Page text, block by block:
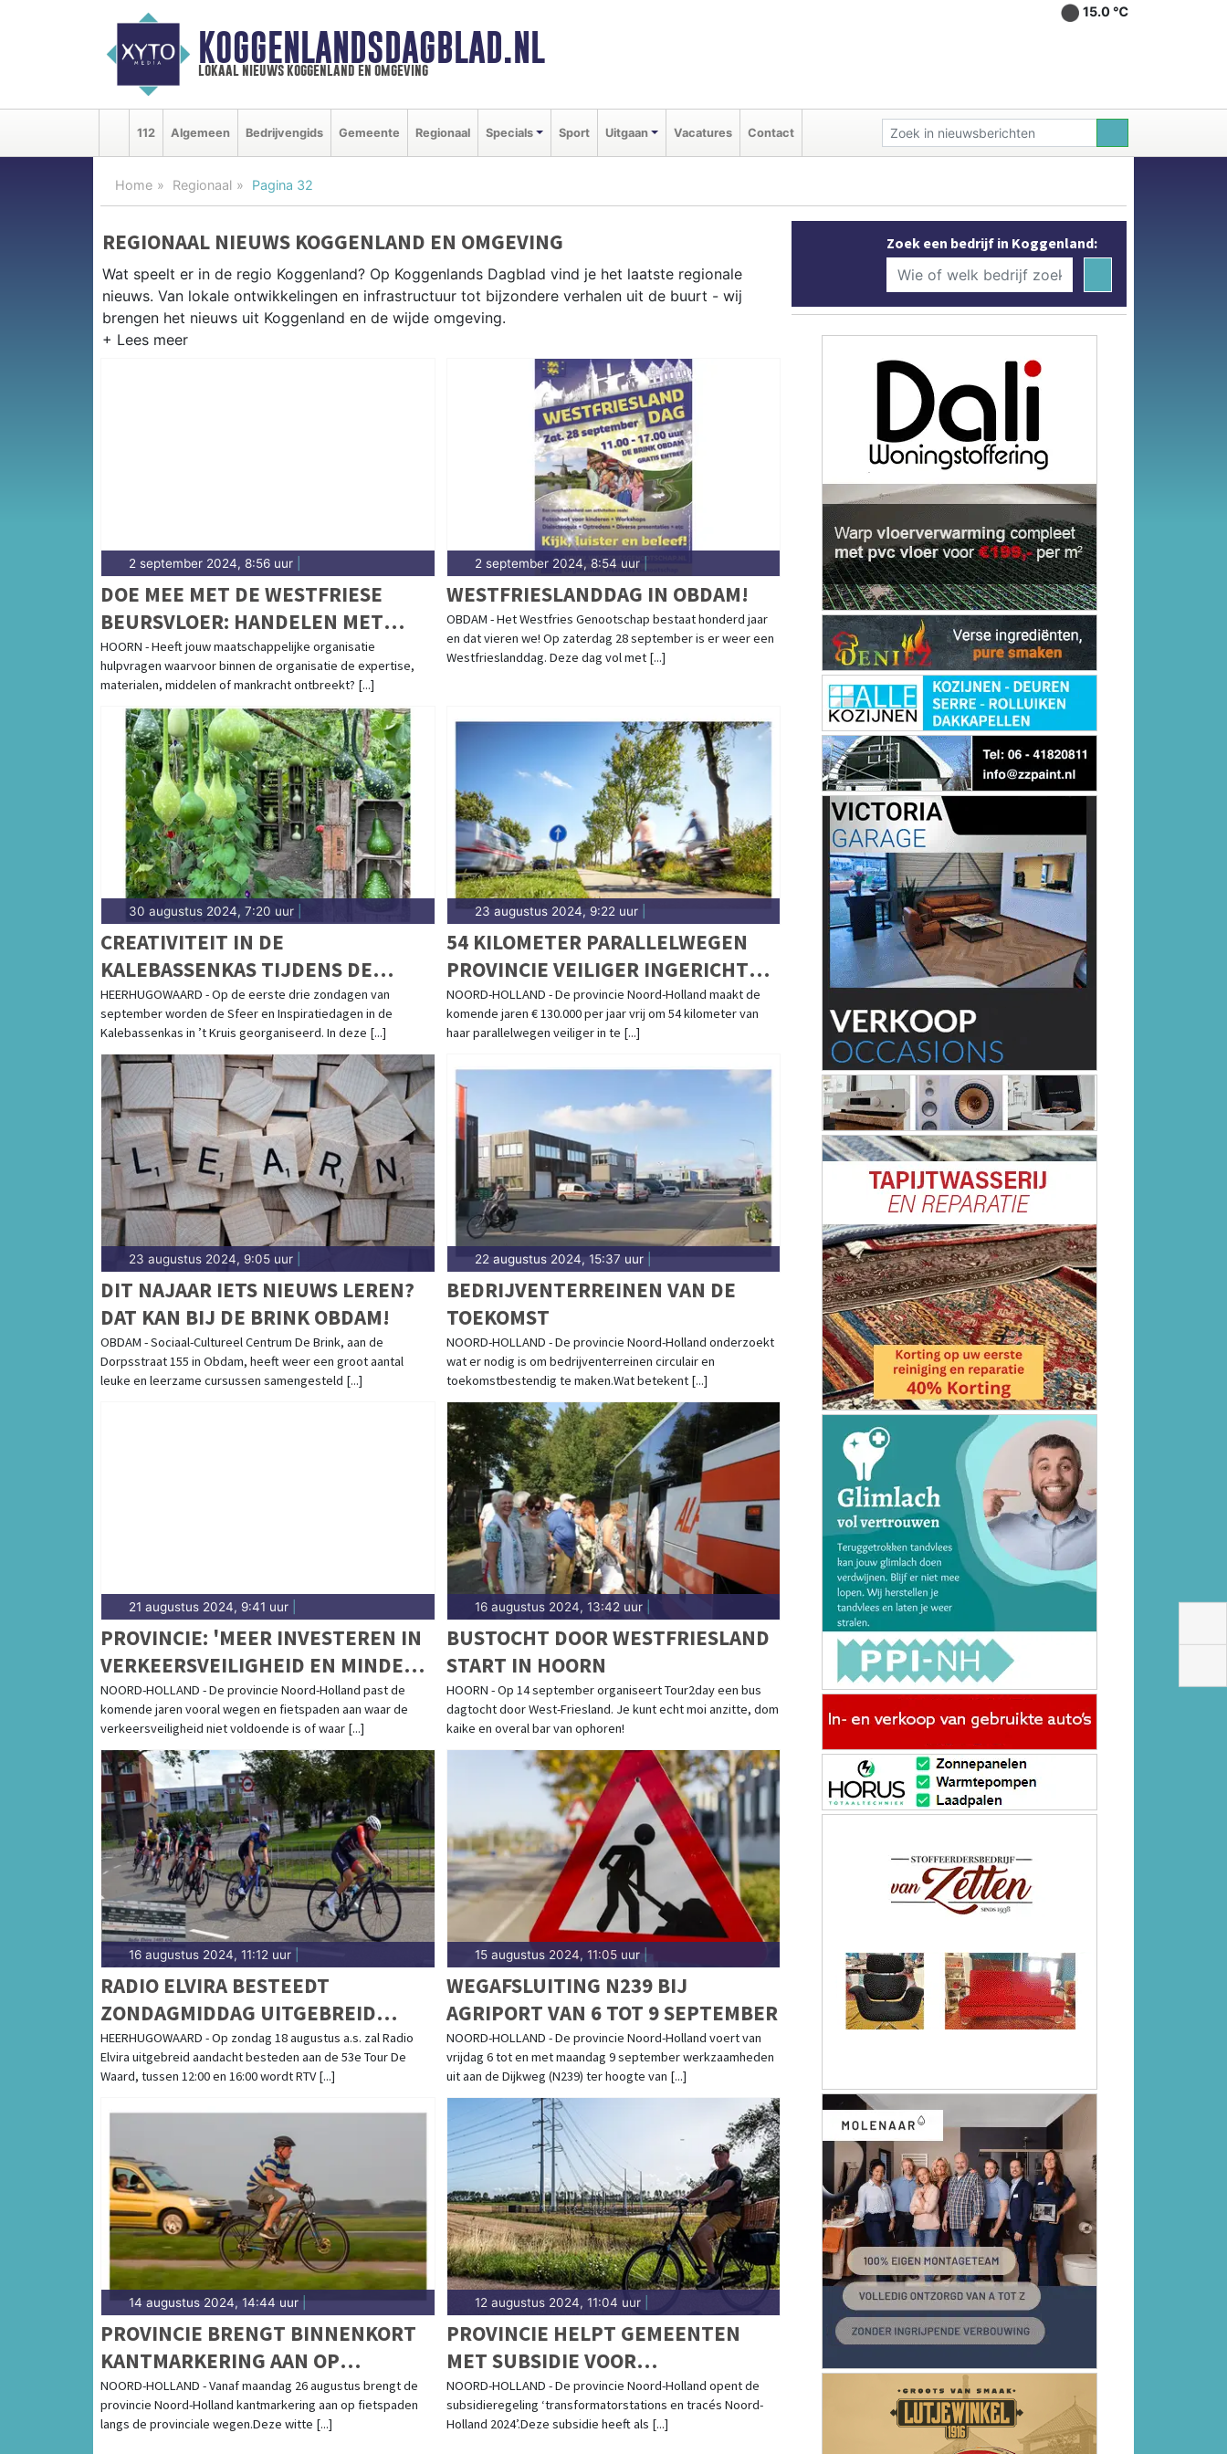
KOGGENLANDSDAGBLAD.NL
lokaal nieuws koggenland en omgeving
15.0 ℃
112 Algemeen Bedrijvengids Gemeente Regionaal Specials Sport Uitgaan Vacatures Contact
Home Regionaal Pagina 32
REGIONAAL NIEUWS KOGGENLAND EN OMGEVING
Wat speelt er in de regio Koggenland? Op Koggenlands Dagblad vind je het laatste regionale
nieuws. Van lokale ontwikkelingen en infrastructuur tot bijzondere verhalen uit de buurt - wij
brengen het nieuws uit Koggenland en de wijde omgeving.
Naast Koggenland volgen wij ook het nieuws uit Drechterland, Enkhuizen, Heerhugowaard en
2 september 2024, 8:56 uur
DOE MEE MET DE WESTFRIESE
BEURSVLOER: HANDELEN MET
GESLOTEN BEURZEN
HOORN - Heeft jouw maatschappelijke organisatie
hulpvragen waarvoor binnen de organisatie de expertise,
materialen, middelen of mankracht ontbreekt? [...]
2 september 2024, 8:54 uur|
WESTFRIESLANDDAG IN OBDAM!
OBDAM - Het Westfries Genootschap bestaat honderd jaar
en dat vieren we! Op zaterdag 28 september is er weer een
Westfrieslanddag. Deze dag vol met [...]
30 augustus 2024, 7:20 uur
CREATIVITEIT IN DE
KALEBASSENKAS TIJDENS DE
SFEER EN INSPIRATIEDAGEN
HEERHUGOWAARD - Op de eerste drie zondagen van
september worden de Sfeer en Inspiratiedagen in de
Kalebassenkas in ’t Kruis georganiseerd. In deze [...]
23 augustus 2024, 9:22 uur|
54 KILOMETER PARALLELWEGEN
PROVINCIE VEILIGER INGERICHT
VOOR FIETSERS
NOORD-HOLLAND - De provincie Noord-Holland maakt de
komende jaren € 130.000 per jaar vrij om 54 kilometer van
haar parallelwegen veiliger in te [...]
23 augustus 2024, 9:05 uur
DIT NAJAAR IETS NIEUWS LEREN?
DAT KAN BIJ DE BRINK OBDAM!
OBDAM - Sociaal-Cultureel Centrum De Brink, aan de
Dorpsstraat 155 in Obdam, heeft weer een groot aantal
leuke en leerzame cursussen samengesteld [...]
22 augustus 2024, 15:37 uur|
BEDRIJVENTERREINEN VAN DE
TOEKOMST
NOORD-HOLLAND - De provincie Noord-Holland onderzoekt
wat er nodig is om bedrijventerreinen circulair en
toekomstbestendig te maken.Wat betekent [...]
21 augustus 2024, 9:41 uur
PROVINCIE: 'MEER INVESTEREN IN
VERKEERSVEILIGHEID EN MINDER
OVERLAST ROND WEGEN'
NOORD-HOLLAND - De provincie Noord-Holland past de
komende jaren vooral wegen en fietspaden aan waar de
verkeersveiligheid niet voldoende is of waar [...]
16 augustus 2024, 13:42 uur|
BUSTOCHT DOOR WESTFRIESLAND
START IN HOORN
HOORN - Op 14 september organiseert Tour2day een bus
dagtocht door West-Friesland. Je kunt echt moi anzitte, dom
kaike en overal bar van ophoren!
16 augustus 2024, 11:12 uur
RADIO ELVIRA BESTEEDT
ZONDAGMIDDAG UITGEBREID
AANDACHT AAN DE 53E TDW
HEERHUGOWAARD - Op zondag 18 augustus a.s. zal Radio
Elvira uitgebreid aandacht besteden aan de 53e Tour De
Waard, tussen 12:00 en 16:00 wordt RTV [...]
15 augustus 2024, 11:05 uur|
WEGAFSLUITING N239 BIJ
AGRIPORT VAN 6 TOT 9 SEPTEMBER
NOORD-HOLLAND - De provincie Noord-Holland voert van
vrijdag 6 tot en met maandag 9 september werkzaamheden
uit aan de Dijkweg (N239) ter hoogte van [...]
14 augustus 2024, 14:44 uur|
PROVINCIE BRENGT BINNENKORT
KANTMARKERING AAN OP
FIETSPADEN
NOORD-HOLLAND - Vanaf maandag 26 augustus brengt de
provincie Noord-Holland kantmarkering aan op fietspaden
langs de provinciale wegen.Deze witte [...]
12 augustus 2024, 11:04 uur|
PROVINCIE HELPT GEMEENTEN
MET SUBSIDIE VOOR
ELEKTRICITEITSNETUITBREIDING
NOORD-HOLLAND - De provincie Noord-Holland opent de
subsidieregeling ‘transformatorstations en tracés Noord-
Holland 2024’.Deze subsidie heeft als [...]
Zoek een bedrijf in Koggenland: